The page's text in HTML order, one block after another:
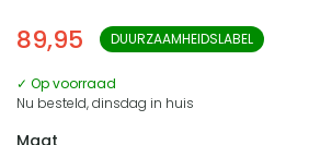
89,95 DUURZAAMHEIDSLABEL
✓ Op voorraad
Nu besteld, dinsdag in huis
Maat